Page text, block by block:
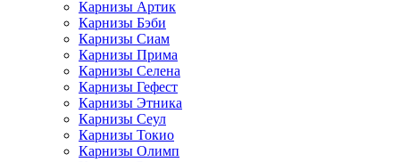
Карнизы Артик
Карнизы Бэби
Карнизы Сиам
Карнизы Прима
Карнизы Селена
Карнизы Гефест
Карнизы Этника
Карнизы Сеул
Карнизы Токио
Карнизы Олимп